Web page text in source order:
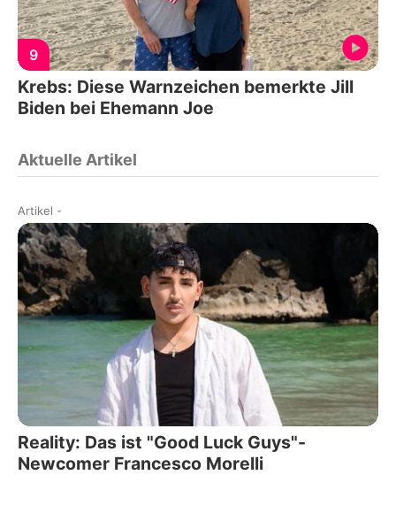
9
Krebs: Diese Warnzeichen bemerkte Jill
Biden bei Ehemann Joe
Aktuelle Artikel
Artikel -
Reality: Das ist "Good Luck Guys"-
Newcomer Francesco Morelli